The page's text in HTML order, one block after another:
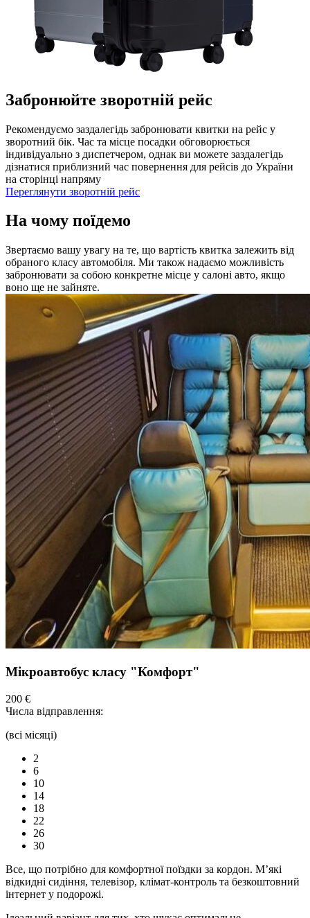
Забронюйте зворотній рейс
Рекомендуємо заздалегідь забронювати квитки на рейс у
зворотний бік. Час та місце посадки обговорюється
індивідуально з диспетчером, однак ви можете заздалегідь
дізнатися приблизний час повернення для рейсів до України
на сторінці напряму
Переглянути зворотній рейс
На чому поїдемо
Звертаємо вашу увагу на те, що вартість квитка залежить від
обраного класу автомобіля. Ми також надаємо можливість
забронювати за собою конкретне місце у салоні авто, якщо
воно ще не зайняте.
Мікроавтобус класу "Комфорт"
200 €
Числа відправлення:
(всі місяці)
2
6
10
14
18
22
26
30
Все, що потрібно для комфортноїпоїздки за кордон. М’які
відкидні сидіння, телевізор, клімат-контроль та безкоштовний
інтернет у подорожі.